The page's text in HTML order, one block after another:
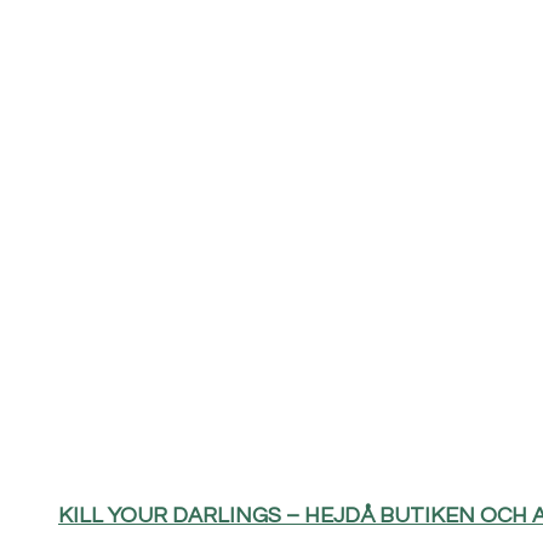
KILL YOUR DARLINGS – HEJDÅ BUTIKEN OCH